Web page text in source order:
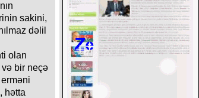
sakini,
dəlil
olan
və bir neçə
hətta